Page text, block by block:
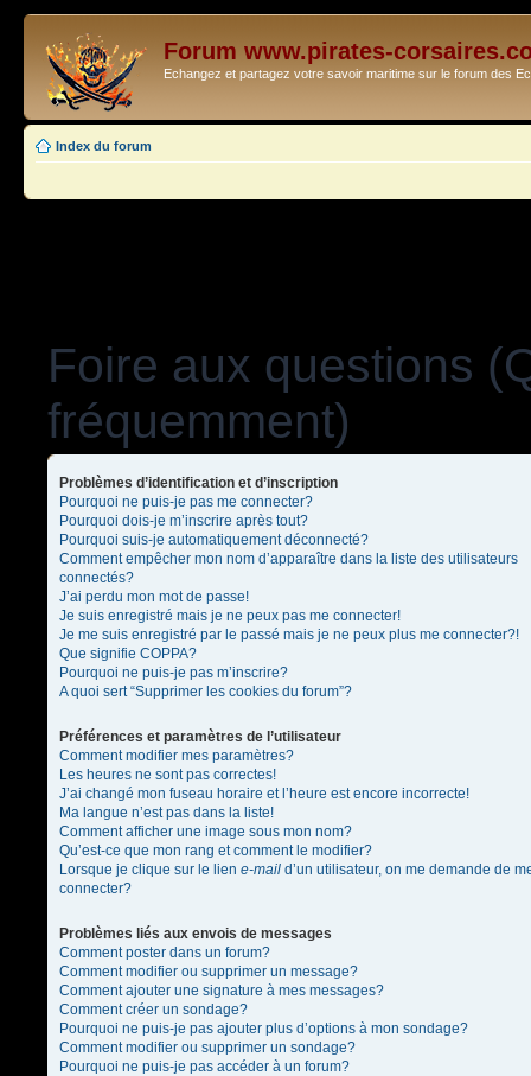
Forum www.pirates-
Echangez et partagez votre savoir maritime sur le forum des
Index du forum
Foire aux questions
fréquemment)
Problèmes d’identification et d’inscription
Pourquoi ne puis-je pas me connecter?
Pourquoi dois-je m’inscrire après tout?
Pourquoi suis-je automatiquement déconnecté?
Comment empêcher mon nom d’apparaître dans la liste des utilisateurs
connectés?
J’ai perdu mon mot de passe!
Je suis enregistré mais je ne peux pas me connecter!
Je me suis enregistré par le passé mais je ne peux plus me connecter?!
Que signifie COPPA?
Pourquoi ne puis-je pas m’inscrire?
A quoi sert “Supprimer les cookies du forum”?
Préférences et paramètres de l’utilisateur
Comment modifier mes paramètres?
Les heures ne sont pas correctes!
J’ai changé mon fuseau horaire et l’heure est encore incorrecte!
Ma langue n’est pas dans la liste!
Comment afficher une image sous mon nom?
Qu’est-ce que mon rang et comment le modifier?
Lorsque je clique sur le lien e-mail d’un utilisateur, on me demande de
connecter?
Problèmes liés aux envois de messages
Comment poster dans un forum?
Comment modifier ou supprimer un message?
Comment ajouter une signature à mes messages?
Comment créer un sondage?
Pourquoi ne puis-je pas ajouter plus d’options à mon sondage?
Comment modifier ou supprimer un sondage?
Pourquoi ne puis-je pas accéder à un forum?